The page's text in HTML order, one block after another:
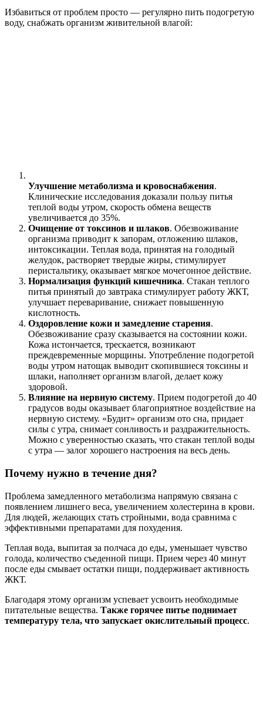
Избавиться от проблем просто — регулярно пить подогретую
воду, снабжать организм живительной влагой:
Улучшение метаболизма и кровоснабжения.
Клинические исследования доказали пользу питья
теплой воды утром, скорость обмена веществ
увеличивается до 35%.
Очищение от токсинов и шлаков. Обезвоживание
организма приводит к запорам, отложению шлаков,
интоксикации. Теплая вода, принятая на голодный
желудок, растворяет твердые жиры, стимулирует
перистальтику, оказывает мягкое мочегонное действие.
Нормализация функций кишечника. Стакан теплого
питья принятый до завтрака стимулирует работу ЖКТ,
улучшает переваривание, снижает повышенную
кислотность.
Оздоровление кожи и замедление старения.
Обезвоживание сразу сказывается на состоянии кожи.
Кожа истончается, трескается, возникают
преждевременные морщины. Употребление подогретой
воды утром натощак выводит скопившиеся токсины и
шлаки, наполняет организм влагой, делает кожу
здоровой.
Влияние на нервную систему. Прием подогретой до 40
градусов воды оказывает благоприятное воздействие на
нервную систему. «Будит» организм ото сна, придает
силы с утра, снимает сонливость и раздражительность.
Можно с уверенностью сказать, что стакан теплой воды
с утра — залог хорошего настроения на весь день.
Почему нужно в течение дня?
Проблема замедленного метаболизма напрямую связана с
появлением лишнего веса, увеличением холестерина в крови.
Для людей, желающих стать стройными, вода сравнима с
эффективными препаратами для похудения.
Теплая вода, выпитая за полчаса до еды, уменьшает чувство
голода, количество съеденной пищи. Прием через 40 минут
после еды смывает остатки пищи, поддерживает активность
ЖКТ.
Благодаря этому организм успевает усвоить необходимые
питательные вещества. Также горячее питье поднимает
температуру тела, что запускает окислительный процесс.